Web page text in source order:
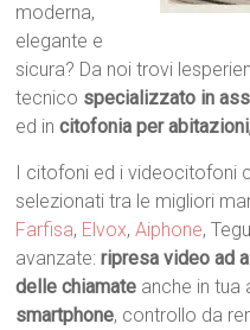
moderna,
elegante e
sicura? Da noi trovi
tecnico specializzato in
ed incitofonia per
I citofoni ed i videocitofoni
selezionati tra le migliori
Farfisa, Elvox,Aiphone,
avanzate:ripresa video ad
delle chiamate anche in tua
smartphone, controllo da